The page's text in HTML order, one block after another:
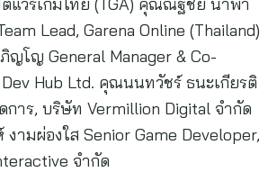
Lead, Garena Online (Thailand)
โญ General Manager & Co-
Dev Hub Ltd. คุณนนทวัชร์ ธนะเกียรติ
การ, บริษัท Vermillion Digital จำกัด
มผ่องใส Senior Game Developer,
จำกัด